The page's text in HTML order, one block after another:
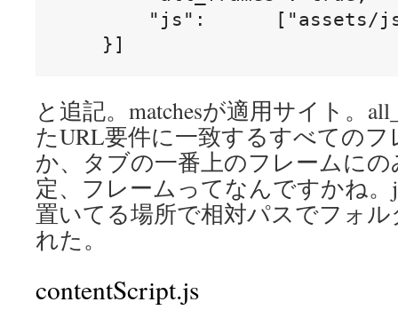
"js":      ["assets/
    }]
と追記。matchesが適用サイト。
たURL要件に一致するすべての
か、タブの一番上のフレームに
定、フレームってなんですかね。
置いてる場所で相対パスでフォ
れた。
contentScript.js